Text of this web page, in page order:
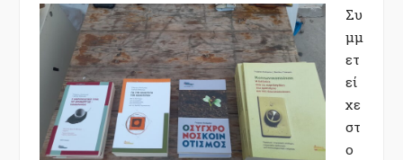
Συ
μμ
ετ
εί
χε
στ
ο